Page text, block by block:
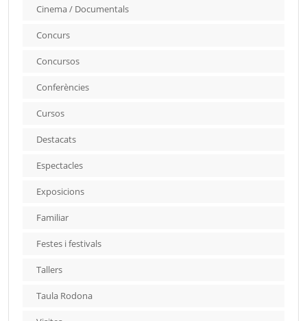
Cinema / Documentals
Concurs
Concursos
Conferències
Cursos
Destacats
Espectacles
Exposicions
Familiar
Festes i festivals
Tallers
Taula Rodona